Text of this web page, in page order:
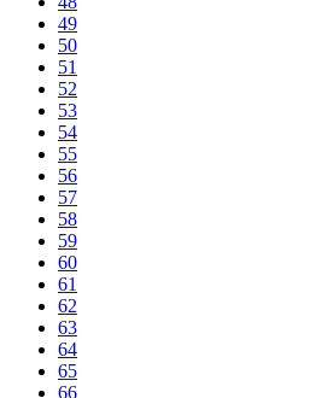
49
50
51
52
53
54
55
56
57
58
59
60
61
62
63
64
65
66